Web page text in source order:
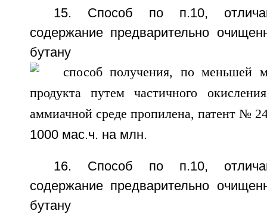
15. Способ по п.10,
содержание предварительно
бутану
1000 мас.ч. на млн.
16. Способ по п.10,
содержание предварительно
бутану